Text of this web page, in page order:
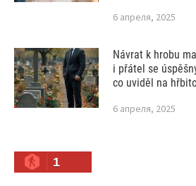
6 апреля, 2025
Návrat k hrobu
i přátel se
co uviděl na
6 апреля, 2025
1